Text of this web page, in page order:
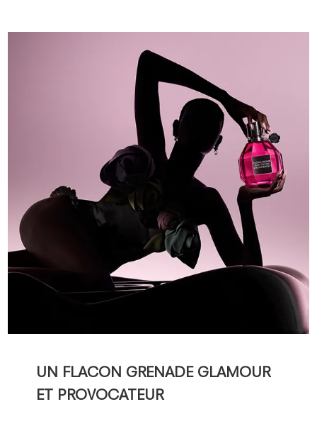
UN FLACON GRENADE GLAMOUR
ET PROVOCATEUR